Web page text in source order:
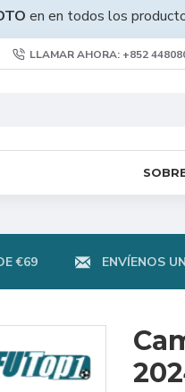
en en todos los
LLAMAR AHORA: +852
€69 ENVÍENOS